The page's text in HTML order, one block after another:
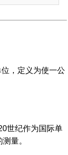
，定义为使一公
世纪作为国际单
量。